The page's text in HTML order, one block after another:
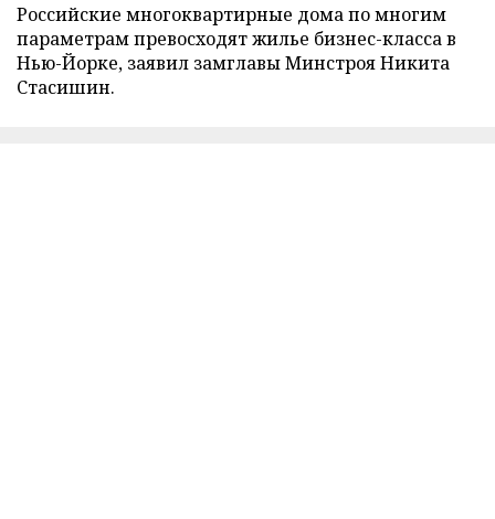
Российские многоквартирные дома по многим
параметрам превосходят жилье бизнес-класса в
Нью-Йорке, заявил замглавы Минстроя Никита
Стасишин.